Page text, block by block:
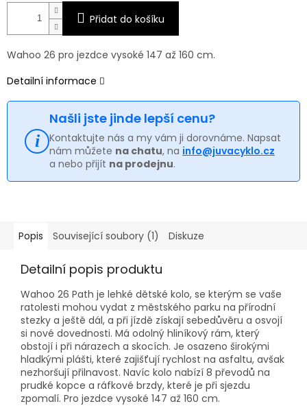
Přidat do košíku
Wahoo 26 pro jezdce vysoké 147 až 160 cm.
Detailní informace
Našli jste jinde lepší cenu?
Kontaktujte nás a my vám ji dorovnáme. Napsat
nám můžete na chatu, na info@juvacyklo.cz
a nebo přijít na prodejnu.
Popis Související soubory (1) Diskuze
Detailní popis produktu
Wahoo 26 Path je lehké dětské kolo, se kterým se vaše
ratolesti mohou vydat z městského parku na přírodní
stezky a ještě dál, a při jízdě získají sebedůvěru a osvojí
si nové dovednosti. Má odolný hliníkový rám, který
obstojí i při nárazech a skocích. Je osazeno širokými
hladkými plášti, které zajišťují rychlost na asfaltu, avšak
nezhoršují přilnavost. Navíc kolo nabízí 8 převodů na
prudké kopce a ráfkové brzdy, které je při sjezdu
zpomalí. Pro jezdce vysoké 147 až 160 cm.